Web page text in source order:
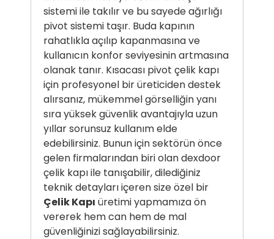
sistemi ile takılır ve bu sayede ağırlığı
pivot sistemi taşır. Buda kapının
rahatlıkla açılıp kapanmasına ve
kullanıcın konfor seviyesinin artmasına
olanak tanır. Kısacası pivot çelik kapı
için profesyonel bir üreticiden destek
alırsanız, mükemmel görselliğin yanı
sıra yüksek güvenlik avantajıyla uzun
yıllar sorunsuz kullanım elde
edebilirsiniz. Bunun için sektörün önce
gelen firmalarından biri olan dexdoor
çelik kapı ile tanışabilir, dilediğiniz
teknik detayları içeren size özel bir
Çelik Kapı üretimi yapmamıza ön
vererek hem can hem de mal
güvenliğinizi sağlayabilirsiniz.